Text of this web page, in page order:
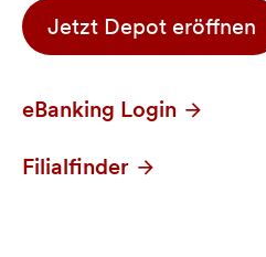
Jetzt Depot eröffnen
eBanking Login
Filialfinder